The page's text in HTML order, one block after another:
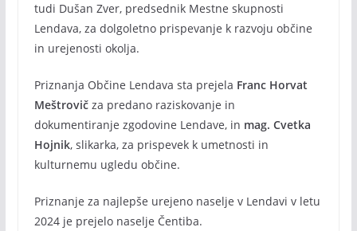
tudi Dušan Zver, predsednik Mestne skupnosti
Lendava, za dolgoletno prispevanje k razvoju občine
in urejenosti okolja.
Priznanja Občine Lendava sta prejela Franc Horvat
Meštrovičza predano raziskovanje in
dokumentiranje zgodovine Lendave, in mag. Cvetka
Hojnik, slikarka, za prispevek k umetnosti in
kulturnemu ugledu občine.
Priznanje za najlepše urejeno naselje v Lendavi v letu
2024 je prejelo naselje Čentiba.